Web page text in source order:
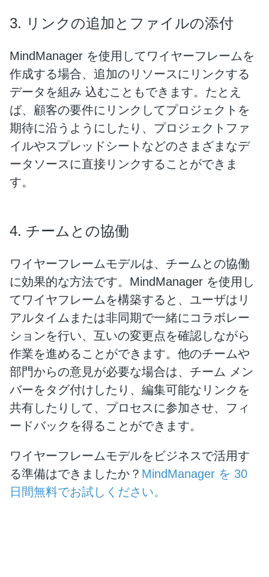
3. リンクの追加とファイルの添付
MindManager を使用してワイヤーフレームを
作成する場合、追加のリソースにリンクする
データを組み 込むこともできます。たとえ
ば、顧客の要件にリンクしてプロジェクトを
期待に沿うようにしたり、プロジェクトファ
イルやスプレッドシートなどのさまざまなデ
ータソースに直接リンクすることができま
す。
4. チームとの協働
ワイヤーフレームモデルは、チームとの協働
に効果的な方法です。MindManager を使用し
てワイヤフレームを構築すると、ユーザはリ
アルタイムまたは非同期で一緒にコラボレー
ションを行い、互いの変更点を確認しながら
作業を進めることができます。他のチームや
部門からの意見が必要な場合は、チーム メン
バーをタグ付けしたり、編集可能なリンクを
共有したりして、プロセスに参加させ、フィ
ードバックを得ることができます。
ワイヤーフレームモデルをビジネスで活用す
る準備はできましたか？ MindManager を 30
日間無料でお試しください。